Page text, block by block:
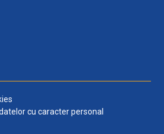
cu caracter personal